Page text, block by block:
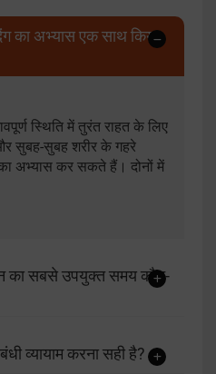
का अभ्यास एक साथ किया
स्थिति में तुरंत राहत के लिए
सुबह-सुबह शरीर के गहरे
अभ्यास कर सकते हैं। दोनों में
का सबसे उपयुक्त समय कौन-
व्यायाम करना सही है?